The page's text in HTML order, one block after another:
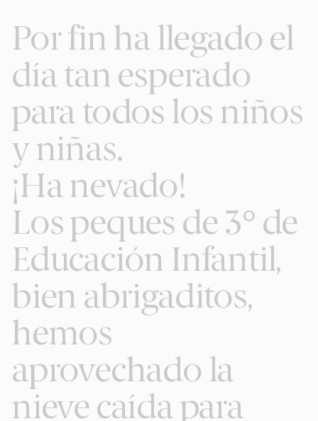
content
Por fin ha llegado el
día tan esperado
para todos los niños
y niñas.
¡Ha nevado!
Los peques de 3° de
Educación Infantil,
bien abrigaditos,
hemos
aprovechado la
nieve caída para